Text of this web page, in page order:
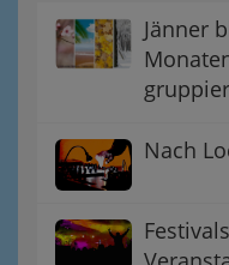
Jänner
Nach